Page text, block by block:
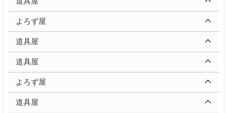
よろず屋
道具屋
道具屋
よろず屋
道具屋